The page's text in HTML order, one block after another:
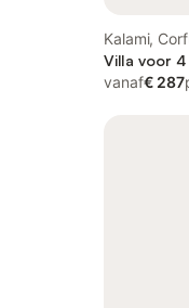
Kalami,
Villa voor
vanaf€ 287